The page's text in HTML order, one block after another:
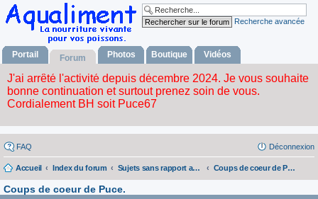
Recherche avancée
Portail Forum Photos Boutique Vidéos
FAQ Déconnexion
Accueil Index du forum Sujets sans rapport avec la nourriture vivante Coups de coeur de Puce.
Coups de coeur de Puce.